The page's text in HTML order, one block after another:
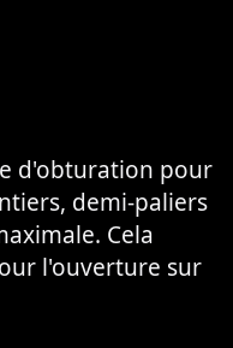
d'obturation pour
demi-paliers
Cela
l'ouverture sur